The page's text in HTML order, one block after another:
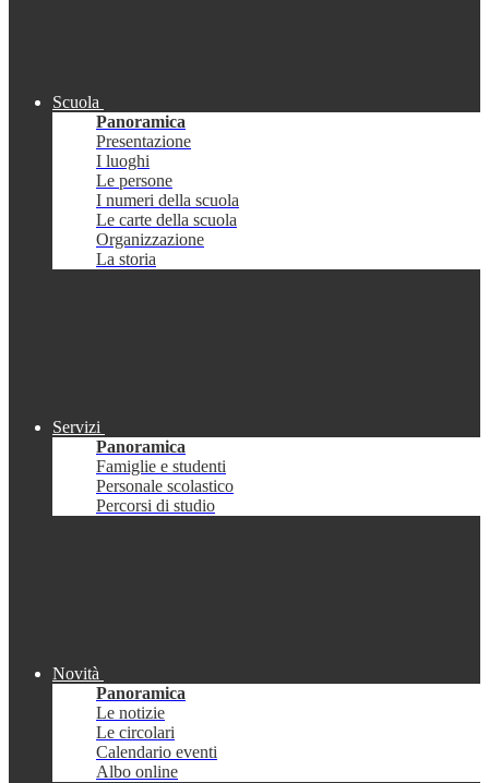
Scuola
Panoramica
Presentazione
I luoghi
Le persone
I numeri della scuola
Le carte della scuola
Organizzazione
La storia
Servizi
Panoramica
Famiglie e studenti
Personale scolastico
Percorsi di studio
Novità
Panoramica
Le notizie
Le circolari
Calendario eventi
Albo online